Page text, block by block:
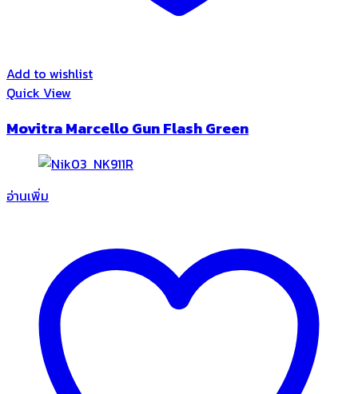
Add to wishlist
Quick View
Movitra Marcello Gun Flash Green
อ่านเพิ่ม